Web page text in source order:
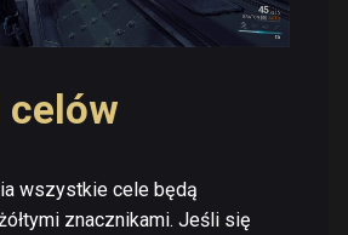
celów
wszystkie cele będą
znacznikami. Jeśli się